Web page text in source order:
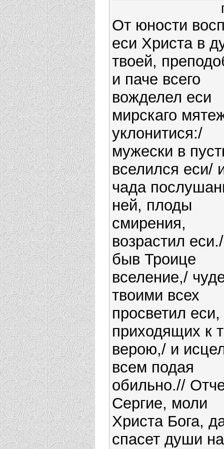
От юности
еси Христа в
твоей,
и паче всего
вожделел еси
мирскаго
уклонитися:/
мужески в
вселился еси/
чада
ней, плоды
смирения,
возрастил
быв Троице
вселение,/
твоими всех
просветил еси,
приходящих к
верою,/ и
всем подая
обильно.//
Сергие, моли
Христа Бога,
спасет души